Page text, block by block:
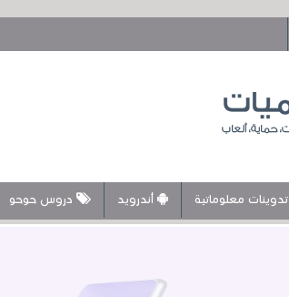
تدوينات معلوماتية أندرويد دروس حوحو